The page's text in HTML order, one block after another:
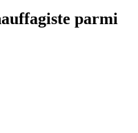
parmi